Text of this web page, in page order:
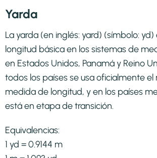
Yarda
La yarda (en inglés: yard) (símbolo:
longitud básica en los sistemas de
en Estados Unidos, Panamá y Reino
todos los países se usa oficialmente
medida de longitud, y en los países
está en etapa de transición.​
Equivalencias:
1 yd = 0.9144 m